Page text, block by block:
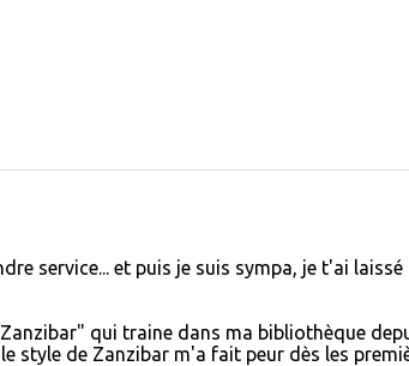
service... et puis je suis sympa, je t'ai laissé
qui traine dans ma bibliothèque
style de Zanzibar m'a fait peur dès les